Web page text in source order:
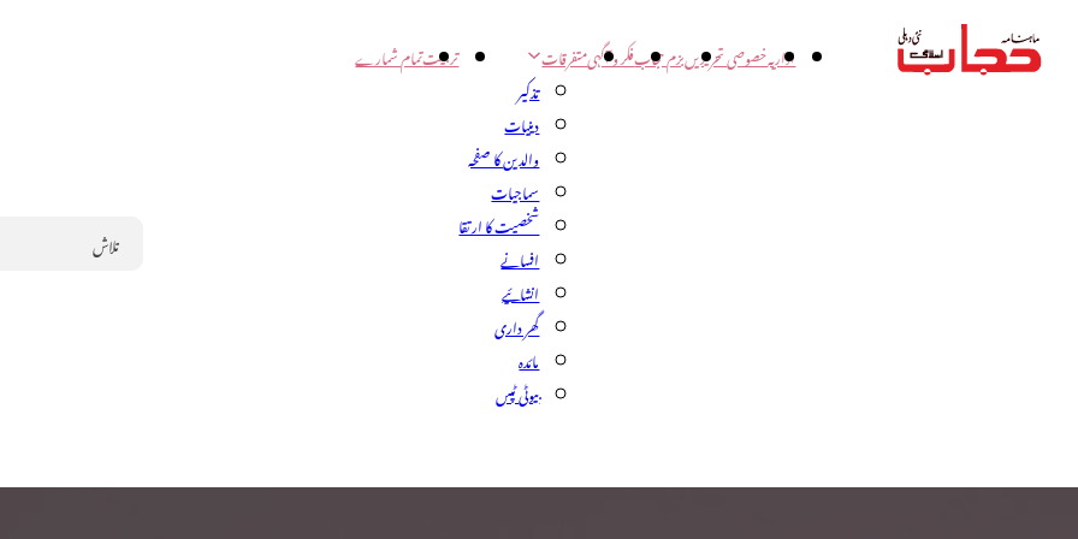
اداریہخصوصی تحریریںبزم حجابفکر و آگہیمتفرقات
تذکیر
دینیات
والدین کا صفحہ
سماجیات
شخصیت کا ارتقا
افسانے
انشائیے
گھر داری
مائدہ
بیوٹی ٹپس
تربیتتمام شمارے
Search